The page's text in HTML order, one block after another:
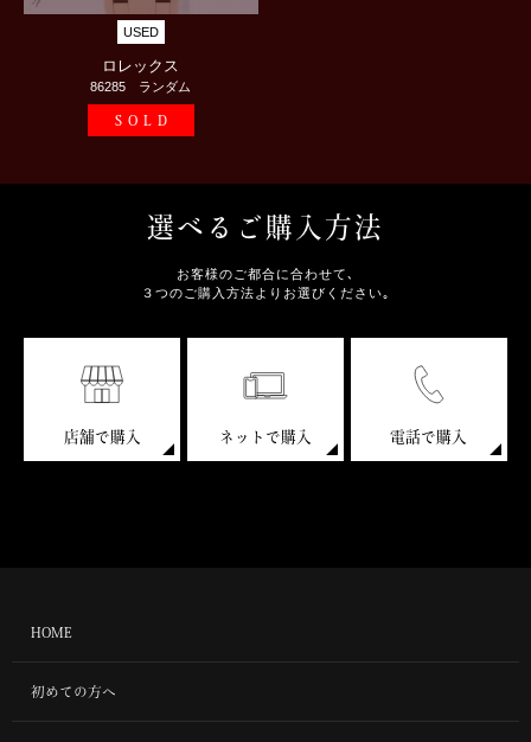
USED
ロレックス
86285 ランダム
SOLD
選べるご購入方法
お客様のご都合に合わせて､
３つのご購入方法よりお選びください｡
店舗で購入 ネットで購入 電話で購入
HOME
初めての方へ